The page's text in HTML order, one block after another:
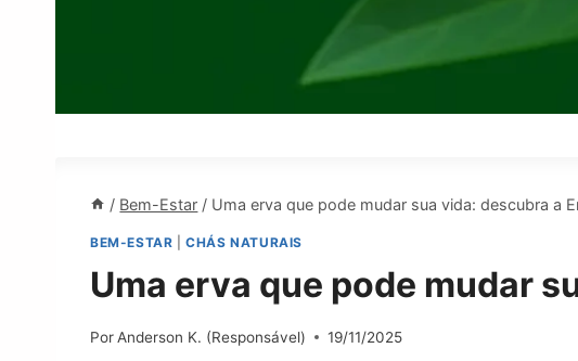
/ Bem-Estar / Uma erva que pode mudar sua vida: descubra a
BEM-ESTAR |CHÁS NATURAIS
Uma erva que pode mudar
Por Anderson K. (Responsável) 19/11/2025